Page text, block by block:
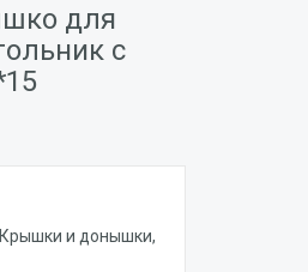
для
с
Крышки и донышки